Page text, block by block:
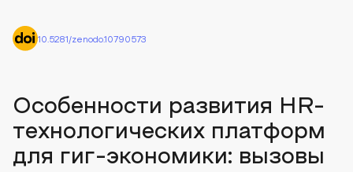
10.5281/zenodo.10790573
Особенности развития HR-
технологических платформ
для гиг-экономики: вызовы